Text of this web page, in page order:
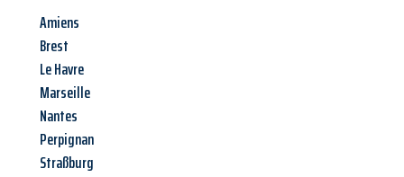
Amiens
Brest
Le Havre
Marseille
Nantes
Perpignan
Straßburg